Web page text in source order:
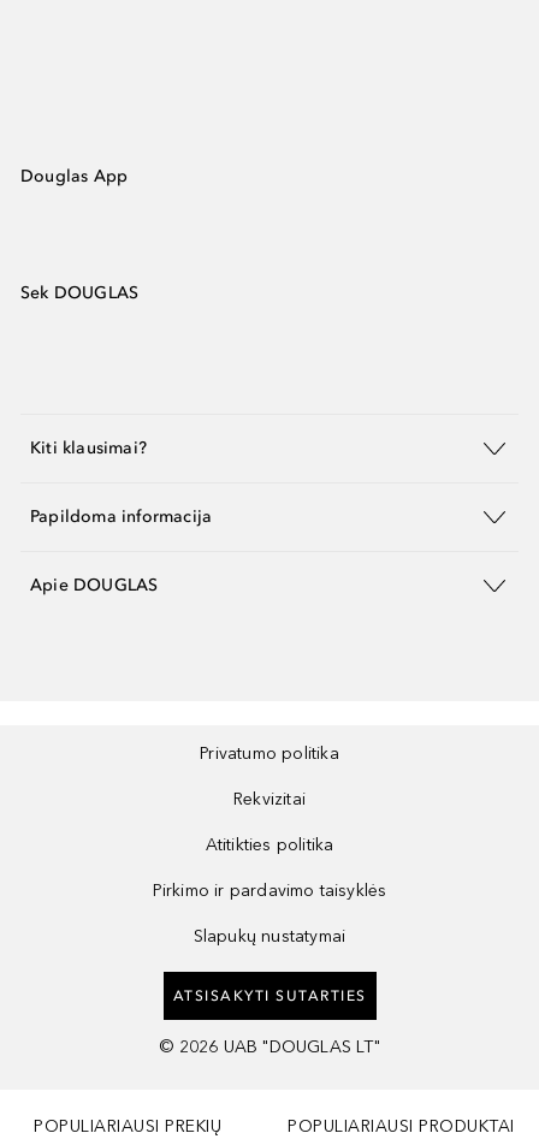
Douglas App
Sek DOUGLAS
Kiti klausimai?
Papildoma informacija
Apie DOUGLAS
Privatumo politika
Rekvizitai
Atitikties politika
Pirkimo ir pardavimo taisyklės
Slapukų nustatymai
ATSISAKYTI SUTARTIES
© 2026 UAB "DOUGLAS LT"
POPULIARIAUSI PREKIŲ
POPULIARIAUSI PRODUKTAI